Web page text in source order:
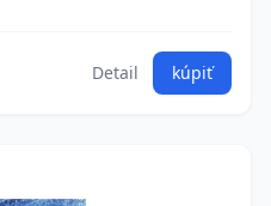
Detail kúpiť